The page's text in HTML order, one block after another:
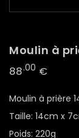
Moulin à
88.00 €
Moulin à prière
Taille: 14cm x
Poids: 220g